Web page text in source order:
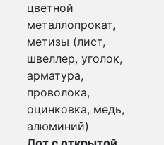
цветной
металлопрокат,
метизы (лист,
швеллер, уголок,
арматура,
проволока,
оцинковка, медь,
алюминий)